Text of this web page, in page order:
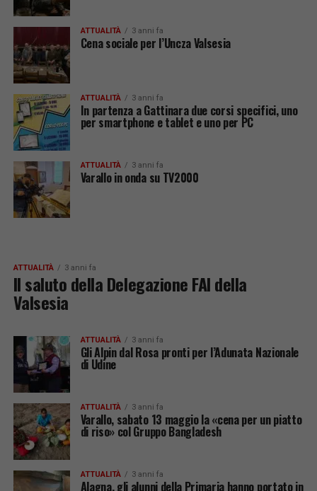
ATTUALITÀ 3 anni fa
Cena sociale per l’Uncza Valsesia
ATTUALITÀ 3 anni fa
In partenza a Gattinara due corsi specifici, uno
per smartphone e tablet e uno per PC
ATTUALITÀ 3 anni fa
Varallo in onda su TV2000
ATTUALITÀ 3 anni fa
Il saluto della Delegazione FAI della
Valsesia
ATTUALITÀ 3 anni fa
Gli Alpin dal Rosa pronti per l’Adunata Nazionale
di Udine
ATTUALITÀ 3 anni fa
Varallo, sabato 13 maggio la «cena per un piatto
di riso» col Gruppo Bangladesh
ATTUALITÀ 3 anni fa
Alagna, gli alunni della Primaria hanno portato in